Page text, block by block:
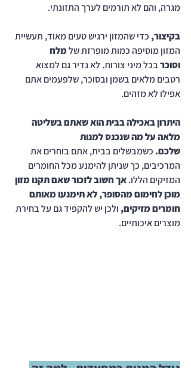
מגרה, והם לא תורמים לערך התזונתי.
בקיצור, כדי שהמזון ירגיש טעים מאוד, תעשיית
המזון מוסיפה כמות מופרזת של מלח
וסוכר בכל מיני צורות. לא נדיר גם למצוא
רטבים מלאים בשמן ובסוכר, שלפעמים אתם
אפילו לא מזהים.
היתרון באכילה בבית הוא שאתם בשליטה
מלאה על מה שנכנס למנות
שלכם. כשמבשלים בבית, אתם בוחרים את
המרכיבים, כך שניתן להימנע מכל החומרים
המזיקים הללו. אך חשוב לזכור שאם תקנו מזון
מוכן לחימום מהסופר, לא תימנעו מאותם
חומרים מזיקים, ולכן יש להקפיד גם על בחירת
מוצרים איכותיים.